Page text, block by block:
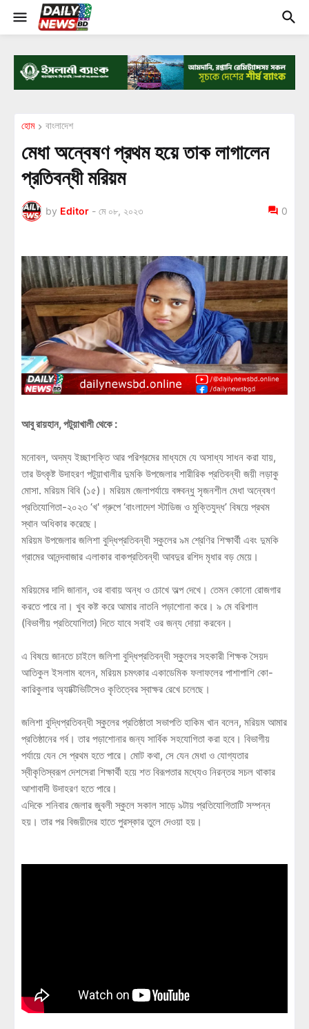
হোম বাংলাদেশ
মেধা অন্বেষণ প্রথম হয়ে তাক লাগালেন
প্রতিবন্ধী মরিয়ম
by Editor - মে ০৮, ২০২৩ 0
আবু রায়হান, পটুয়াখালী থেকে :
মনোবল, অদম্য ইচ্ছাশক্তি আর পরিশ্রমের মাধ্যমে যে অসাধ্য সাধন করা যায়,
তার উৎকৃষ্ট উদাহরণ পটুয়াখালীর দুমকি উপজেলার শারীরিক প্রতিবন্ধী জয়ী লড়াকু
মোসা. মরিয়ম বিবি (১৫)। মরিয়ম জেলাপর্যায়ে বঙ্গবন্ধু সৃজনশীল মেধা অন্বেষণ
প্রতিযোগিতা-২০২৩ ‘খ' গ্রুপে ‘বাংলাদেশ স্টাডিজ ও মুক্তিযুদ্ধ’ বিষয়ে প্রথম
স্থান অধিকার করেছে।
মরিয়ম উপজেলার জলিশা বুদ্ধিপ্রতিবন্ধী স্কুলের ৯ম শ্রেণির শিক্ষার্থী এবং দুমকি
গ্রামের আনন্দবাজার এলাকার বাকপ্রতিবন্ধী আবদুর রশিদ মৃধার বড় মেয়ে।
মরিয়মের দাদি জানান, ওর বাবায় অন্ধ ও চোখে অল্প দেখে। তেমন কোনো রোজগার
করতে পারে না। খুব কষ্ট করে আমার নাতনি পড়াশোনা করে। ৯ মে বরিশাল
(বিভাগীয় প্রতিযোগিতা) দিতে যাবে সবাই ওর জন্য দোয়া করবেন।
এ বিষয়ে জানতে চাইলে জলিশা বুদ্ধিপ্রতিবন্ধী স্কুলের সহকারী শিক্ষক সৈয়দ
আতিকুল ইসলাম বলেন, মরিয়ম চমৎকার একাডেমিক ফলাফলের পাশাপাশি কো-
কারিকুলার অ্যাক্টিভিটিসেও কৃতিত্বের স্বাক্ষর রেখে চলেছে।
জলিশা বুদ্ধিপ্রতিবন্ধী স্কুলের প্রতিষ্ঠাতা সভাপতি হাকিম খান বলেন, মরিয়ম আমার
প্রতিষ্ঠানের গর্ব। তার পড়াশোনার জন্য সার্বিক সহযোগিতা করা হবে। বিভাগীয়
পর্যায়ে যেন সে প্রথম হতে পারে। মোট কথা, সে যেন মেধা ও যোগ্যতার
স্বীকৃতিস্বরূপ দেশসেরা শিক্ষার্থী হয়ে শত বিরূপতার মধ্যেও নিরন্তর সচল থাকার
আশাবাদী উদাহরণ হতে পারে।
এদিকে শনিবার জেলার জুবলী স্কুলে সকাল সাড়ে ৯টায় প্রতিযোগিতাটি সম্পন্ন
হয়। তার পর বিজয়ীদের হাতে পুরস্কার তুলে দেওয়া হয়।